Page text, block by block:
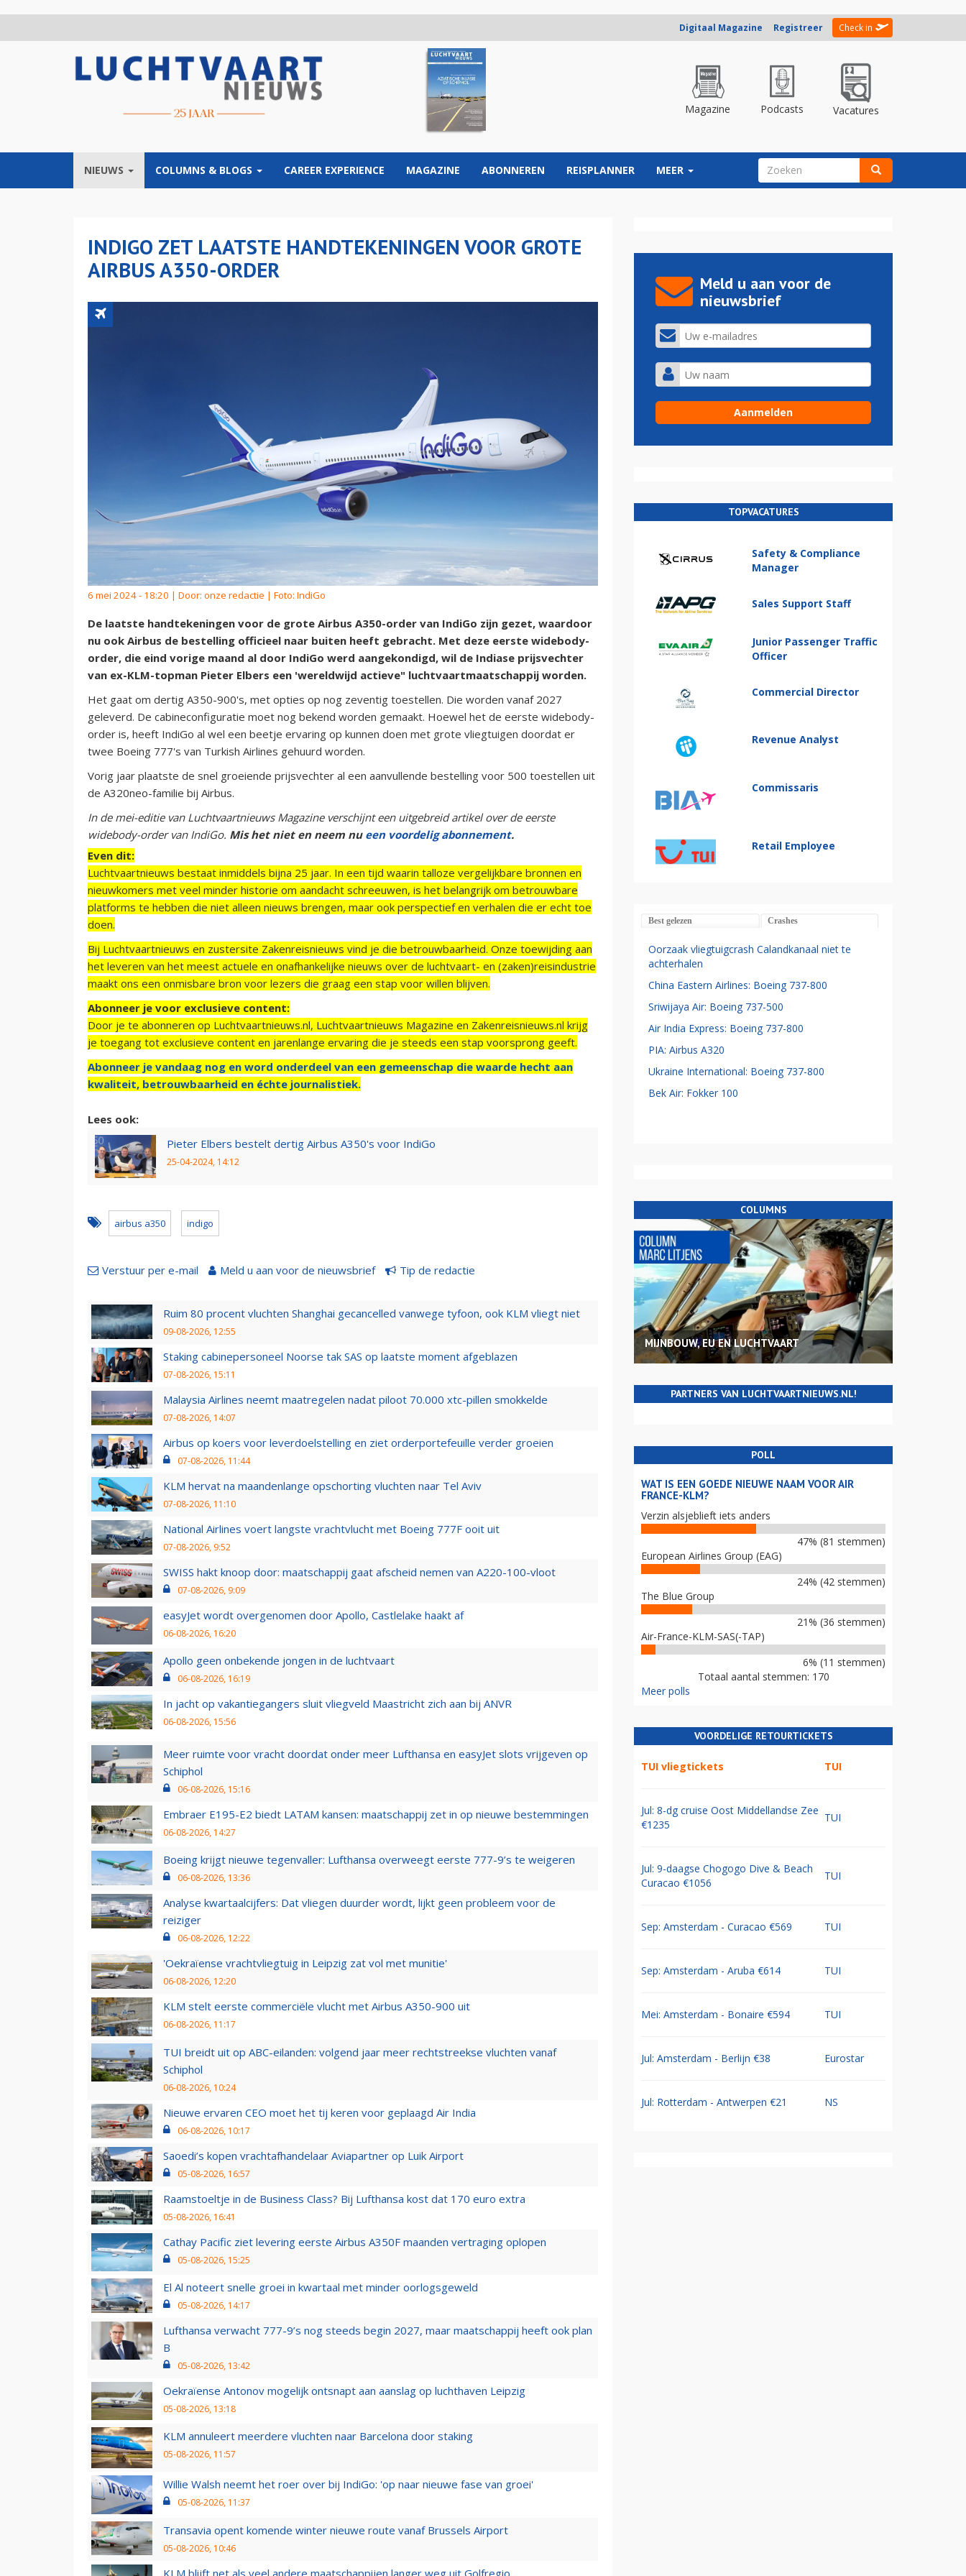
Digitaal Magazine Registreer Check in
Magazine Podcasts Vacatures
NIEUWS COLUMNS & BLOGS CAREER EXPERIENCE MAGAZINE ABONNEREN REISPLANNER MEER ZOEKVELD
INDIGO ZET LAATSTE HANDTEKENINGEN VOOR GROTE
AIRBUS A350-ORDER
6 mei 2024 - 18:20 | Door: onze redactie | Foto: IndiGo
De laatste handtekeningen voor de grote Airbus A350-order van IndiGo zijn gezet, waardoor
nu ook Airbus de bestelling officieel naar buiten heeft gebracht. Met deze eerste widebody-
order, die eind vorige maand al door IndiGo werd aangekondigd, wil de Indiase prijsvechter
van ex-KLM-topman Pieter Elbers een 'wereldwijd actieve" luchtvaartmaatschappij worden.
Het gaat om dertig A350-900's, met opties op nog zeventig toestellen. Die worden vanaf 2027
geleverd. De cabineconfiguratie moet nog bekend worden gemaakt. Hoewel het de eerste widebody-
order is, heeft IndiGo al wel een beetje ervaring op kunnen doen met grote vliegtuigen doordat er
twee Boeing 777's van Turkish Airlines gehuurd worden.
Vorig jaar plaatste de snel groeiende prijsvechter al een aanvullende bestelling voor 500 toestellen uit
de A320neo-familie bij Airbus.
In de mei-editie van Luchtvaartnieuws Magazine verschijnt een uitgebreid artikel over de eerste
widebody-order van IndiGo. Mis het niet en neem nu een voordelig abonnement.
Even dit:
Luchtvaartnieuws bestaat inmiddels bijna 25 jaar. In een tijd waarin talloze vergelijkbare bronnen en
nieuwkomers met veel minder historie om aandacht schreeuwen, is het belangrijk om betrouwbare
platforms te hebben die niet alleen nieuws brengen, maar ook perspectief en verhalen die er echt toe
doen.
Bij Luchtvaartnieuws en zustersite Zakenreisnieuws vind je die betrouwbaarheid. Onze toewijding aan
het leveren van het meest actuele en onafhankelijke nieuws over de luchtvaart- en (zaken)reisindustrie
maakt ons een onmisbare bron voor lezers die graag een stap voor willen blijven.
Abonneer je voor exclusieve content:
Door je te abonneren op Luchtvaartnieuws.nl, Luchtvaartnieuws Magazine en Zakenreisnieuws.nl krijg
je toegang tot exclusieve content en jarenlange ervaring die je steeds een stap voorsprong geeft.
Abonneer je vandaag nog en word onderdeel van een gemeenschap die waarde hecht aan
kwaliteit, betrouwbaarheid en échte journalistiek.
Lees ook:
Pieter Elbers bestelt dertig Airbus A350's voor IndiGo
25-04-2024, 14:12
airbus a350 indigo
Verstuur per e-mail Meld u aan voor de nieuwsbrief Tip de redactie
Ruim 80 procent vluchten Shanghai gecancelled vanwege tyfoon, ook KLM vliegt niet
09-08-2026, 12:55
Staking cabinepersoneel Noorse tak SAS op laatste moment afgeblazen
07-08-2026, 15:11
Malaysia Airlines neemt maatregelen nadat piloot 70.000 xtc-pillen smokkelde
07-08-2026, 14:07
Airbus op koers voor leverdoelstelling en ziet orderportefeuille verder groeien
07-08-2026, 11:44
KLM hervat na maandenlange opschorting vluchten naar Tel Aviv
07-08-2026, 11:10
National Airlines voert langste vrachtvlucht met Boeing 777F ooit uit
07-08-2026, 9:52
SWISS hakt knoop door: maatschappij gaat afscheid nemen van A220-100-vloot
07-08-2026, 9:09
easyJet wordt overgenomen door Apollo, Castlelake haakt af
06-08-2026, 16:20
Apollo geen onbekende jongen in de luchtvaart
06-08-2026, 16:19
In jacht op vakantiegangers sluit vliegveld Maastricht zich aan bij ANVR
06-08-2026, 15:56
Meer ruimte voor vracht doordat onder meer Lufthansa en easyJet slots vrijgeven op
Schiphol
06-08-2026, 15:16
Embraer E195-E2 biedt LATAM kansen: maatschappij zet in op nieuwe bestemmingen
06-08-2026, 14:27
Boeing krijgt nieuwe tegenvaller: Lufthansa overweegt eerste 777-9’s te weigeren
06-08-2026, 13:36
Analyse kwartaalcijfers: Dat vliegen duurder wordt, lijkt geen probleem voor de
reiziger
06-08-2026, 12:22
'Oekraïense vrachtvliegtuig in Leipzig zat vol met munitie'
06-08-2026, 12:20
KLM stelt eerste commerciële vlucht met Airbus A350-900 uit
06-08-2026, 11:17
TUI breidt uit op ABC-eilanden: volgend jaar meer rechtstreekse vluchten vanaf
Schiphol
06-08-2026, 10:24
Nieuwe ervaren CEO moet het tij keren voor geplaagd Air India
06-08-2026, 10:17
Saoedi’s kopen vrachtafhandelaar Aviapartner op Luik Airport
05-08-2026, 16:57
Raamstoeltje in de Business Class? Bij Lufthansa kost dat 170 euro extra
05-08-2026, 16:41
Cathay Pacific ziet levering eerste Airbus A350F maanden vertraging oplopen
05-08-2026, 15:25
El Al noteert snelle groei in kwartaal met minder oorlogsgeweld
05-08-2026, 14:17
Lufthansa verwacht 777-9’s nog steeds begin 2027, maar maatschappij heeft ook plan
B
05-08-2026, 13:42
Oekraïense Antonov mogelijk ontsnapt aan aanslag op luchthaven Leipzig
05-08-2026, 13:18
KLM annuleert meerdere vluchten naar Barcelona door staking
05-08-2026, 11:57
Willie Walsh neemt het roer over bij IndiGo: 'op naar nieuwe fase van groei'
05-08-2026, 11:37
Transavia opent komende winter nieuwe route vanaf Brussels Airport
05-08-2026, 10:46
KLM blijft net als veel andere maatschappijen langer weg uit Golfregio
Meld u aan voor de
nieuwsbrief
TOPVACATURES
Safety & Compliance
Manager
Sales Support Staff
Junior Passenger Traffic
Officer
Commercial Director
Revenue Analyst
Commissaris
Retail Employee
Best gelezen Crashes
Oorzaak vliegtuigcrash Calandkanaal niet te
achterhalen
China Eastern Airlines: Boeing 737-800
Sriwijaya Air: Boeing 737-500
Air India Express: Boeing 737-800
PIA: Airbus A320
Ukraine International: Boeing 737-800
Bek Air: Fokker 100
COLUMNS
MIJNBOUW, EU EN LUCHTVAART
PARTNERS VAN LUCHTVAARTNIEUWS.NL!
POLL
WAT IS EEN GOEDE NIEUWE NAAM VOOR AIR
FRANCE-KLM?
Verzin alsjeblieft iets anders
47% (81 stemmen)
European Airlines Group (EAG)
24% (42 stemmen)
The Blue Group
21% (36 stemmen)
Air-France-KLM-SAS(-TAP)
6% (11 stemmen)
Totaal aantal stemmen: 170
Meer polls
VOORDELIGE RETOURTICKETS
TUI vliegtickets TUI
Jul: 8-dg cruise Oost Middellandse Zee
€1235
TUI
Jul: 9-daagse Chogogo Dive & Beach
Curacao €1056
TUI
Sep: Amsterdam - Curacao €569 TUI
Sep: Amsterdam - Aruba €614 TUI
Mei: Amsterdam - Bonaire €594 TUI
Jul: Amsterdam - Berlijn €38 Eurostar
Jul: Rotterdam - Antwerpen €21 NS